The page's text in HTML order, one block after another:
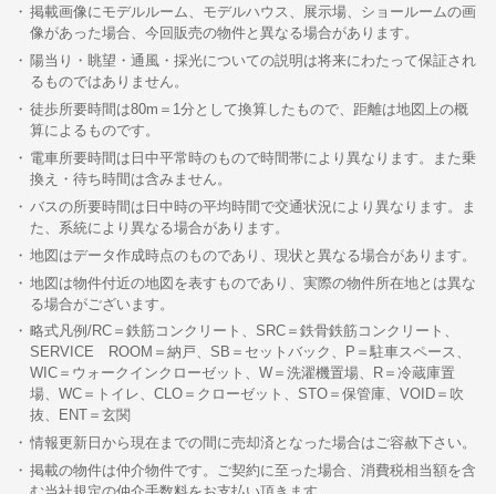
掲載画像にモデルルーム、モデルハウス、展示場、ショールームの画
像があった場合、今回販売の物件と異なる場合があります。
陽当り・眺望・通風・採光についての説明は将来にわたって保証され
るものではありません。
徒歩所要時間は80m＝1分として換算したもので、距離は地図上の概
算によるものです。
電車所要時間は日中平常時のもので時間帯により異なります。また乗
換え・待ち時間は含みません。
バスの所要時間は日中時の平均時間で交通状況により異なります。ま
た、系統により異なる場合があります。
地図はデータ作成時点のものであり、現状と異なる場合があります。
地図は物件付近の地図を表すものであり、実際の物件所在地とは異な
る場合がございます。
略式凡例/RC＝鉄筋コンクリート、SRC＝鉄骨鉄筋コンクリート、
SERVICE ROOM＝納戸、SB＝セットバック、P＝駐車スペース、
WIC＝ウォークインクローゼット、W＝洗濯機置場、R＝冷蔵庫置
場、WC＝トイレ、CLO＝クローゼット、STO＝保管庫、VOID＝吹
抜、ENT＝玄関
情報更新日から現在までの間に売却済となった場合はご容赦下さい。
掲載の物件は仲介物件です。ご契約に至った場合、消費税相当額を含